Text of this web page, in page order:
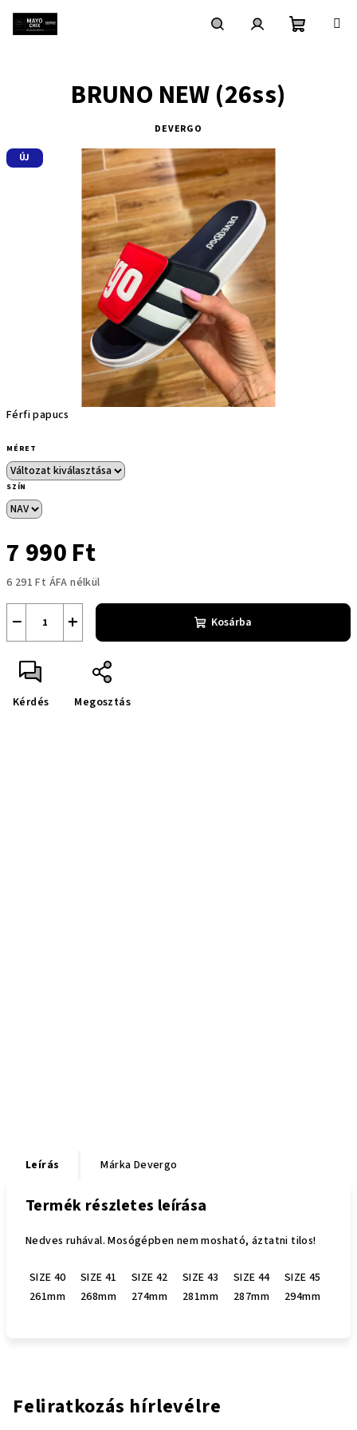
Férfi papucs
MÉRET
SZÍN
7 990 Ft
6 291 Ft ÁFA nélkül
+
− Kosárba
Kérdés Megosztás
BRUNO NEW (26ss)
DEVERGO
ÚJ
Leírás Márka Devergo
Termék részletes leírása
Nedves ruhával. Mosógépben nem mosható, áztatni tilos!
SIZE 40 SIZE 41 SIZE 42 SIZE 43 SIZE 44
SIZE 45
261mm
268mm 274mm 281mm 287mm 294mm
Feliratkozás hírlevélre